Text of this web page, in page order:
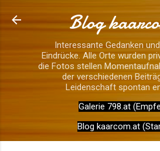
Direkt zum
Blog
Interessante Gedanken
Eindrücke. Alle Orte wurden
die Fotos stellen
der verschiedenen
Leidenschaft spontan
Galerie 798.at
Blog kaarcom.at